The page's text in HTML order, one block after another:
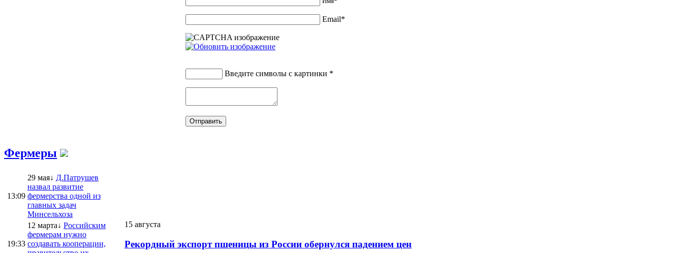
Email*
Введите символы с картинки *
Фермеры
13:09
29 мая↓ Д.Патрушев
назвал развитие
фермерства одной из
главных задач
Минсельхоза
19:33
12 марта↓ Российским
фермерам нужно
создавать кооперации,
15 августа
Рекордный экспорт пшеницы из России обернулся падением цен